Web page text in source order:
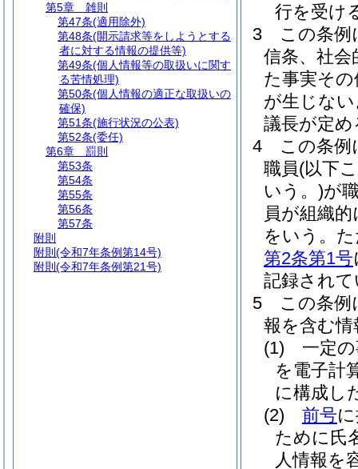
行を受け
3
この条例
信条、社会
た事実そ
が生じな
議長が定
4
この条例
職員(以下
いう。)が
員が組織
をいう。
第2条第1号
記録され
5
この条例
報を含む
(1)
一定
を電子計
に構成し
(2)
前号
ために氏
人情報を
第5章
雑則
第47条(適用除外)
第48条(開示請求等をしようとする
者に対する情報の提供等)
第49条(個人情報等の取扱いに関す
る苦情処理)
第50条(個人情報の適正な取扱いの
確保)
第51条(施行状況の公表)
第52条(委任)
第6章
罰則
第53条
第54条
第55条
第56条
第57条
附則
附則 (令和7年条例第14号)
附則 (令和7年条例第21号)